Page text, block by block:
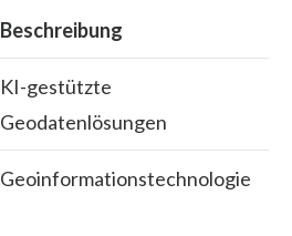
Beschreibung
KI-gestützte
Geodatenlösungen
Geoinformationstechnologie